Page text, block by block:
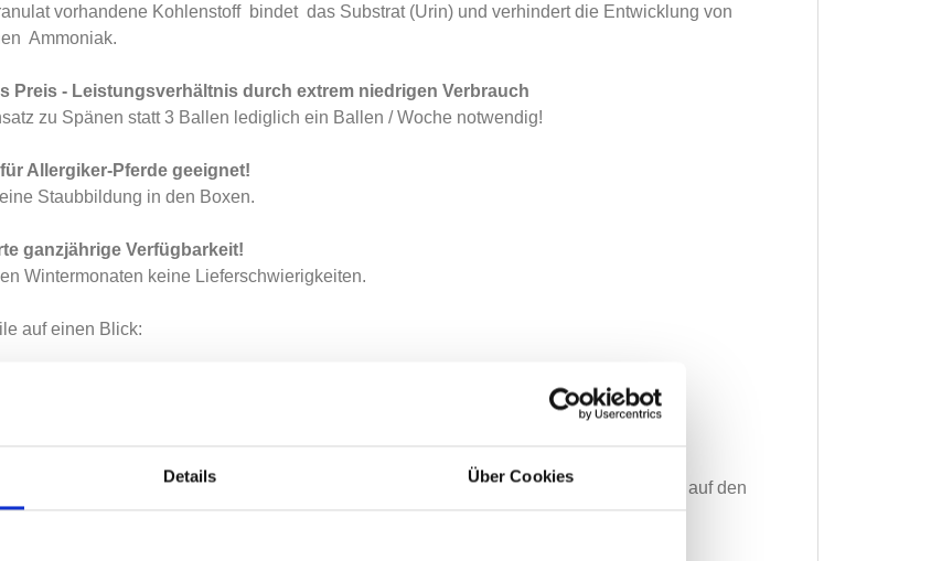
Details Über Cookies
vorhandene Kohlenstoff bindet das Substrat (Urin) und verhindert die Entwicklung von
Ammoniak.
Preis - Leistungsverhältnis durch extrem niedrigen Verbrauch
zu Spänen statt 3 Ballen lediglich ein Ballen / Woche notwendig!
Allergiker-Pferde geeignet!
Staubbildung in den Boxen.
ganzjährige Verfügbarkeit!
Wintermonaten keine Lieferschwierigkeiten.
auf einen Blick:
Kunden aus Deutschland und Österreich schwören sowohl auf das Produkt, als auch auf den
Service und die Handschlagqualität von Gerhard Grabner.